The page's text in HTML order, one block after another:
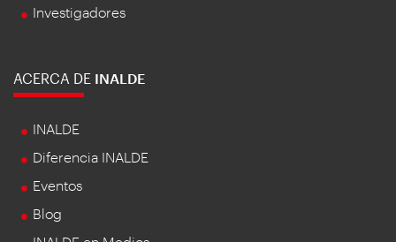
Investigadores
ACERCA DE INALDE
INALDE
Diferencia INALDE
Eventos
Blog